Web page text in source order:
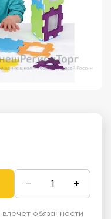
− +
обязанности